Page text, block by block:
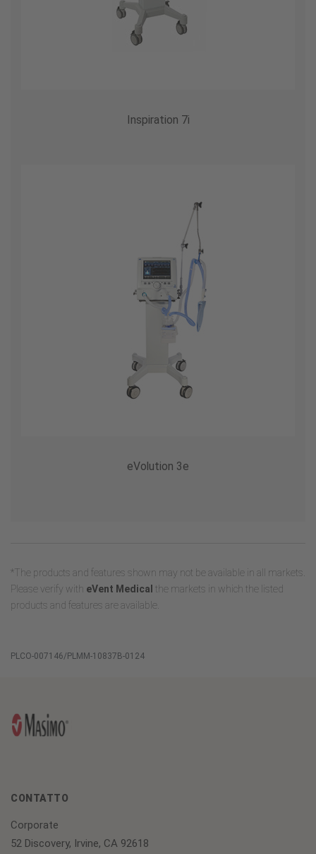
Inspiration 7i
eVolution 3e
*The products and features shown may not be available in all markets.
Please verify with eVent Medical the markets in which the listed
products and features are available.
PLCO-007146/PLMM-10837B-0124
CONTATTO
Corporate
52 Discovery, Irvine, CA 92618